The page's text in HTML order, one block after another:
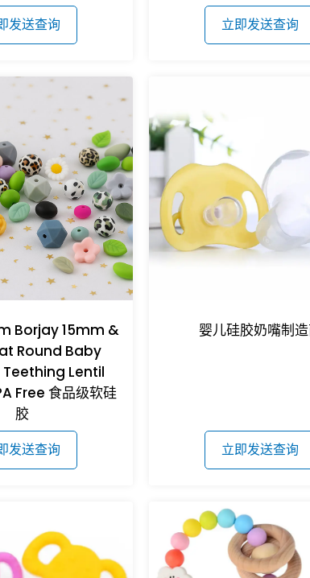
发送查询 立即发送查询
Borjay 15mm &
Round Baby
Lentil
Free 食品级软硅
胶
发送查询
婴儿硅胶奶嘴制
立即发送查询